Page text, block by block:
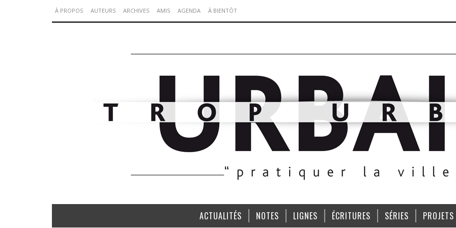
À PROPOS AUTEURS ARCHIVES AMIS AGENDA À BIENTÔT
ACTUALITÉS NOTES LIGNES ÉCRITURES SÉRIES PROJETS